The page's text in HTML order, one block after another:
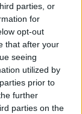
parties, or
for
opt-out
that after your
seeing
utilized by
prior to
further
parties on the
στο